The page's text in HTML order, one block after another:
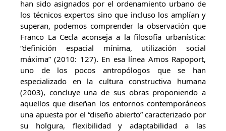
han sido asignados por el ordenamiento urbano de
los técnicos expertos sino que incluso los amplían y
superan, podemos comprender la observación que
Franco La Cecla aconseja a la filosofía urbanística:
“definición espacial mínima, utilización social
máxima” (2010: 127). En esa línea Amos Rapoport,
uno de los pocos antropólogos que se han
especializado en la cultura constructiva humana
(2003), concluye una de sus obras proponiendo a
aquellos que diseñan los entornos contemporáneos
una apuesta por el “diseño abierto” caracterizado por
su holgura, flexibilidad y adaptabilidad a las